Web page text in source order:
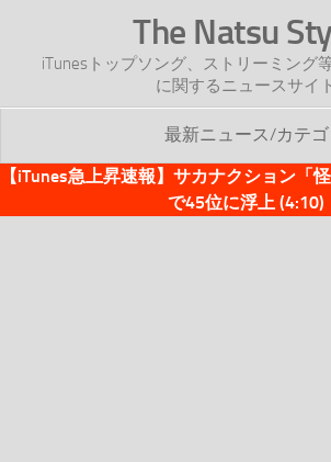
The Natsu
iTunesトップソング、ストリーミング
に関するニュースサイト
最新ニュース/カテ
TOP
【iTunes急上昇速報】サカナクション「
で45位に浮上 (4:10)